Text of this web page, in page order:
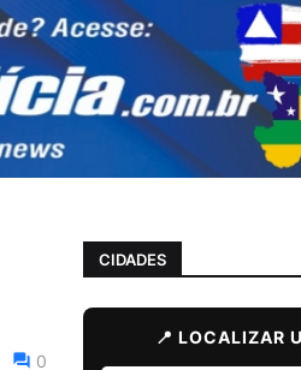
0
CIDADES
📍 LOCALIZAR